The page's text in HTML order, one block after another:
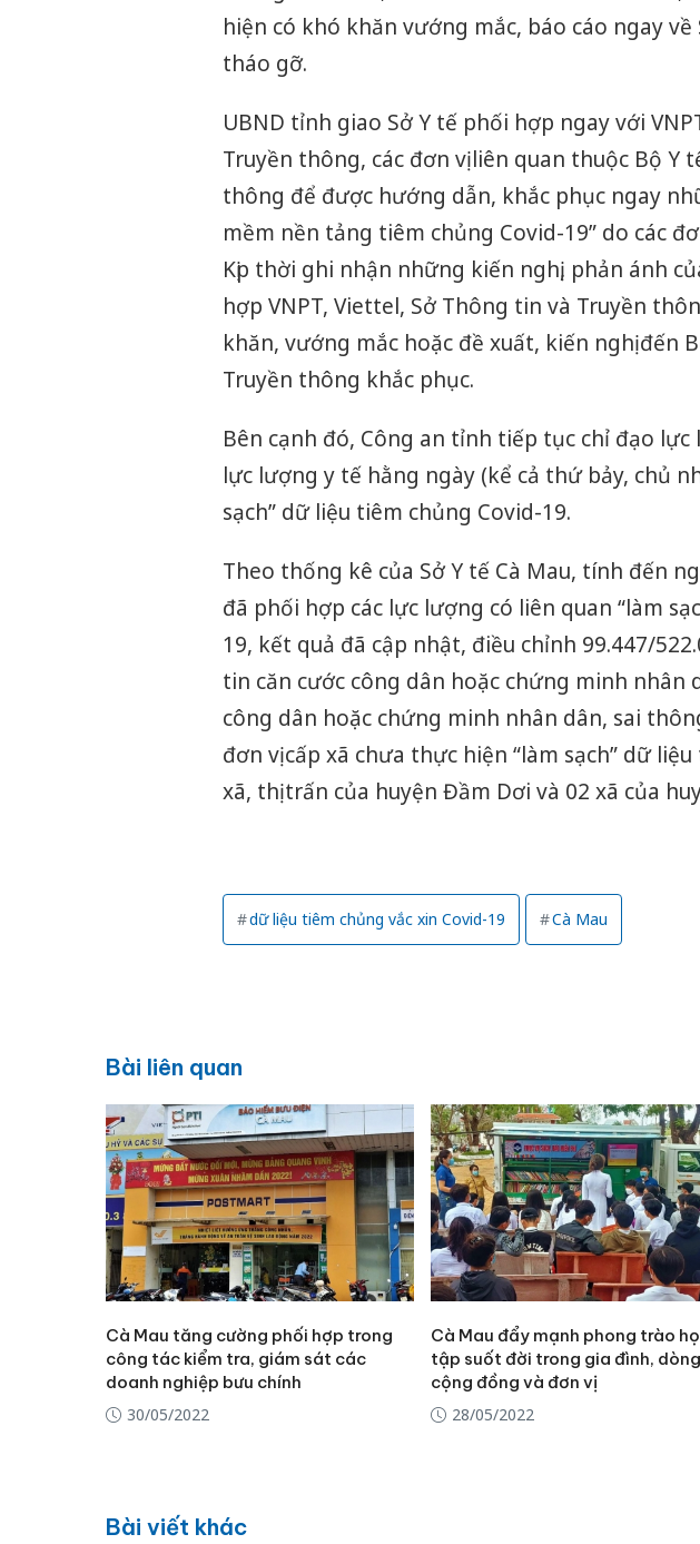
hiện có khó khăn vướng mắc, báo cáo ngay
tháo gỡ.
UBND tỉnh giao Sở Y tế phối hợp ngay với
Truyền thông, các đơn vị liên quan thuộc Bộ Y
thông để được hướng dẫn, khắc phục ngay
mềm nền tảng tiêm chủng Covid-19” do các
Kịp thời ghi nhận những kiến nghị, phản ánh
hợp VNPT, Viettel, Sở Thông tin và Truyền
khăn, vướng mắc hoặc đề xuất, kiến nghị đến
Truyền thông khắc phục.
Bên cạnh đó, Công an tỉnh tiếp tục chỉ đạo
lực lượng y tế hằng ngày (kể cả thứ bảy, chủ
sạch” dữ liệu tiêm chủng Covid-19.
Theo thống kê của Sở Y tế Cà Mau, tính đến
đã phối hợp các lực lượng có liên quan “làm
19, kết quả đã cập nhật, điều chỉnh 99.447/
tin căn cước công dân hoặc chứng minh nhân
công dân hoặc chứng minh nhân dân, sai
đơn vị cấp xã chưa thực hiện “làm sạch” dữ
xã, thị trấn của huyện Đầm Dơi và 02 xã của
dữ liệu tiêm chủng vắc xin Covid-19 Cà Mau
Bài liên quan
Cà Mau tăng cường phối hợp trong
công tác kiểm tra, giám sát các
doanh nghiệp bưu chính
30/05/2022
Cà Mau đẩy mạnh phong trào
tập suốt đời trong gia đình,
cộng đồng và đơn vị
28/05/2022
Bài viết khác